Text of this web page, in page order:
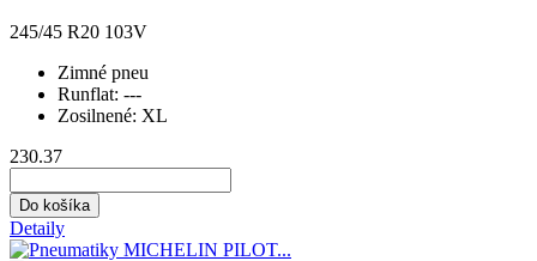
245/45 R20 103V
Zimné pneu
Runflat: ---
Zosilnené: XL
230.37
Do košíka
Detaily